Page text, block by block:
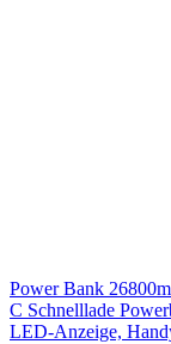
Power Bank
C Schnelllade
LED-Anzeige,